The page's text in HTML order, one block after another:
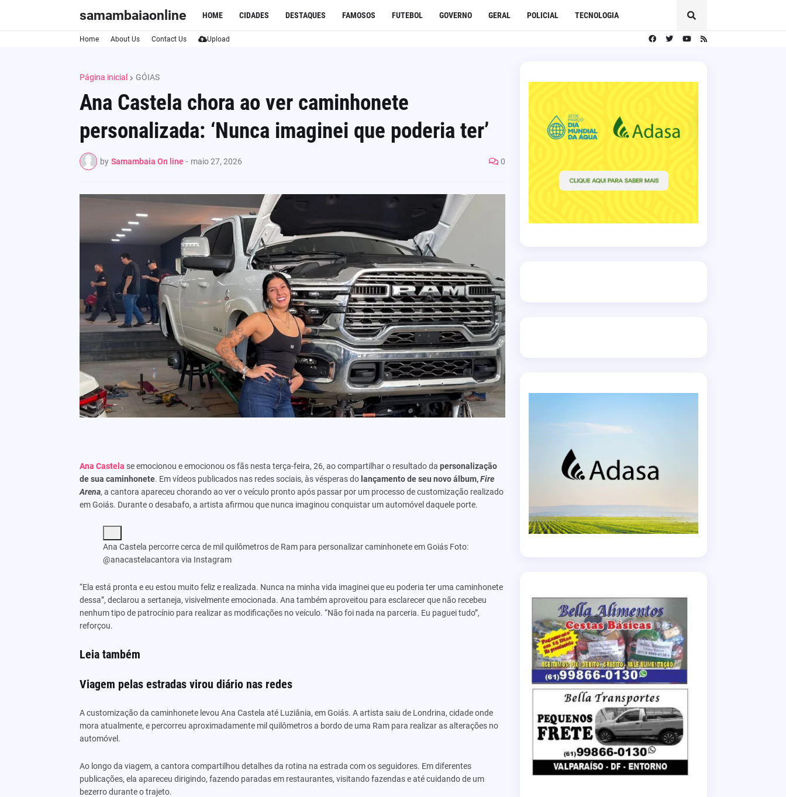
samambaiaonline HOME CIDADES DESTAQUES FAMOSOS FUTEBOL GOVERNO GERAL POLICIAL TECNOLOGIA
Home About Us Contact Us Upload
Página inicial GÓIAS
Ana Castela chora ao ver caminhonete
personalizada: ‘Nunca imaginei que poderia ter’
by Samambaia On line - maio 27, 2026 0
Ana Castela se emocionou e emocionou os fãs nesta terça-feira, 26, ao compartilhar o resultado da personalização
de sua caminhonete. Em vídeos publicados nas redes sociais, às vésperas do lançamento de seu novo álbum,Fire
Arena, a cantora apareceu chorando ao ver o veículo pronto após passar por um processo de customização realizado
em Goiás. Durante o desabafo, a artista afirmou que nunca imaginou conquistar um automóvel daquele porte.
Ana Castela percorre cerca de mil quilômetros de Ram para personalizar caminhonete em Goiás Foto:
@anacastelacantora via Instagram
“Ela está pronta e eu estou muito feliz e realizada. Nunca na minha vida imaginei que eu poderia ter uma caminhonete
dessa”, declarou a sertaneja, visivelmente emocionada. Ana também aproveitou para esclarecer que não recebeu
nenhum tipo de patrocínio para realizar as modificações no veículo. “Não foi nada na parceria. Eu paguei tudo”,
reforçou.
Leia também
Viagem pelas estradas virou diário nas redes
A customização da caminhonete levou Ana Castela até Luziânia, em Goiás. A artista saiu de Londrina, cidade onde
mora atualmente, e percorreu aproximadamente mil quilômetros a bordo de uma Ram para realizar as alterações no
automóvel.
Ao longo da viagem, a cantora compartilhou detalhes da rotina na estrada com os seguidores. Em diferentes
publicações, ela apareceu dirigindo, fazendo paradas em restaurantes, visitando fazendas e até cuidando de um
bezerro durante o trajeto.